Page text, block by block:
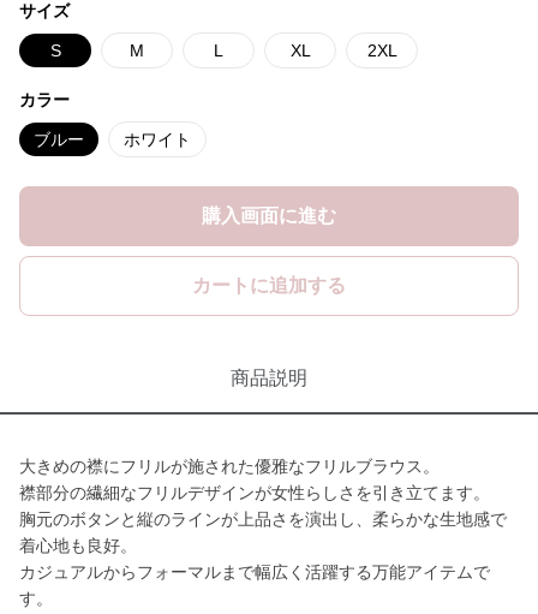
サイズ
S M L XL 2XL
カラー
ブルー ホワイト
購入画面に進む
カートに追加する
商品説明
大きめの襟にフリルが施された優雅なフリルブラウス。
襟部分の繊細なフリルデザインが女性らしさを引き立てます。
胸元のボタンと縦のラインが上品さを演出し、柔らかな生地感で
着心地も良好。
カジュアルからフォーマルまで幅広く活躍する万能アイテムで
す。